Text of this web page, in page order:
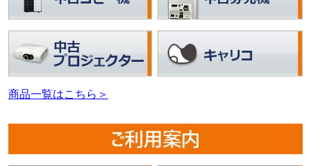
商品一覧はこちら＞